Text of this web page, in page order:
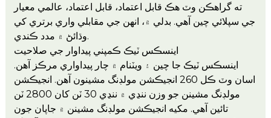
ته گراهڪن وٽ هڪ قابل اعتماد، قابل اعتماد، عالمي معيار
جي سپلائي چين آهي. بدلي ۾، انهن جي مقابلي واري برتري کي
وڌائڻ ۾ مدد ڪندي.
اينسڪس ٽيڪ ڪمپني پيداوار جي صلاحيت
اينسڪس ٽيڪ جا چين ۽ ويٽنام ۾ چار پيداواري مرڪز آهن.
اسان وٽ ڪل 260 انجيڪشن مولڊنگ مشينون آهن. انجيڪشن
مولڊنگ مشينن جو وزن ننڍي ۾ ننڍي 30 ٽن کان 2800 ٽن
تائين آهي. مکيه انجيڪشن مولڊنگ مشينن ۾ جاپان جون